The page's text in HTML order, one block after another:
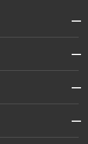
開閉
開閉
開閉
開閉